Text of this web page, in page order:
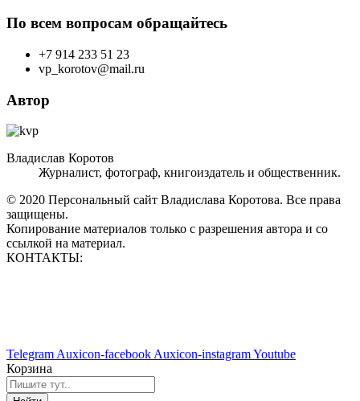
По всем вопросам обращайтесь
+7 914 233 51 23
vp_korotov@mail.ru
Автор
Владислав Коротов
Журналист, фотограф, книгоиздатель и общественник.
© 2020 Персональный сайт Владислава Коротова. Все права
защищены.
Копирование материалов только с разрешения автора и со
ссылкой на материал.
КОНТАКТЫ:
TelegramAuxicon-facebookAuxicon-instagramYoutube
Корзина